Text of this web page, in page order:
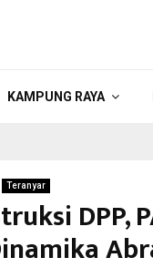
KAMPUNG RAYA
Teranyar
DPP,